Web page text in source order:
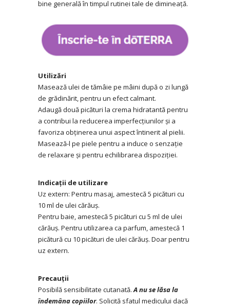
bine generală în timpul rutinei tale de dimineață.
Utilizări
Masează ulei de tămâie pe mâini după o zi lungă
de grădinărit, pentru un efect calmant.
Adaugă două picături la crema hidratantă pentru
a contribui la reducerea imperfecțiunilor și a
favoriza obținerea unui aspect întinerit al pielii.
Masează-l pe piele pentru a induce o senzație
de relaxare și pentru echilibrarea dispoziției.
Indicații de utilizare
Uz extern: Pentru masaj, amestecă 5 picături cu
10 ml de ulei cărăuș.
Pentru baie, amestecă 5 picături cu 5 ml de ulei
cărăuș. Pentru utilizarea ca parfum, amestecă 1
picătură cu 10 picături de ulei cărăuș. Doar pentru
uz extern.
Precauții
Posibilă sensibilitate cutanată.A nu se lăsa la
îndemâna copiilor. Solicită sfatul medicului dacă